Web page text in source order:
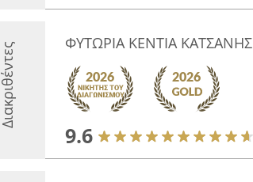
Διακριθέντες ΦΥΤΩΡΙΑ ΚΕΝΤΙΑ ΚΑΤΣΑΝΗΣ
9.6